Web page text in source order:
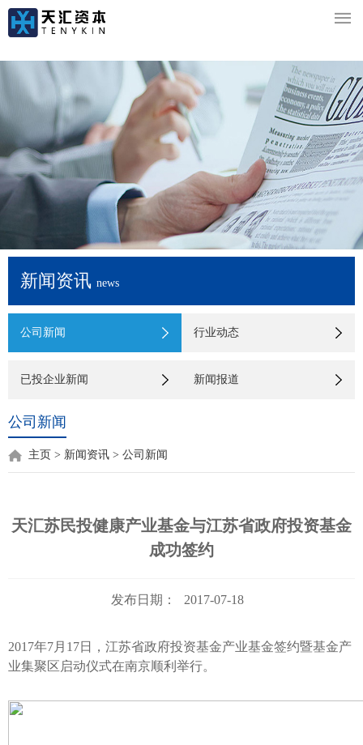

新闻资讯 news
公司新闻 行业动态
已投企业新闻 新闻报道
公司新闻
主页 > 新闻资讯 > 公司新闻
天汇苏民投健康产业基金与江苏省政府投资基金
成功签约
发布日期： 2017-07-18
2017年7月 17日，江苏省政府投资基金产业基金签约暨基金产
业集聚区启动仪式在南京顺利举行。